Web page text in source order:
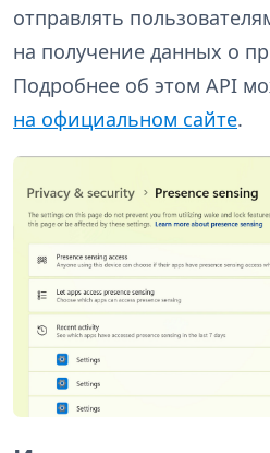
отправлять
на получение данных о
Подробнее об этом API
на официальном сайте.